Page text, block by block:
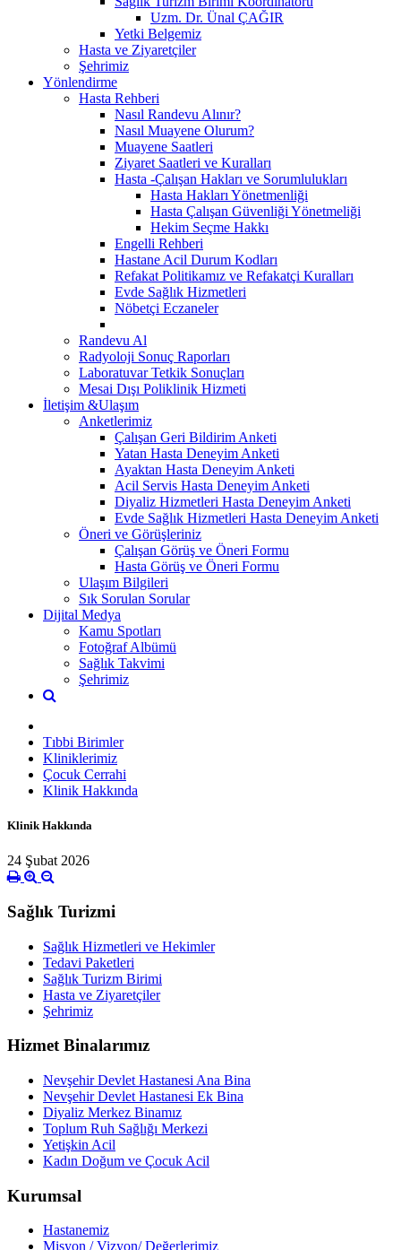
Uzm. Dr. Ünal ÇAĞIR
Yetki Belgemiz
Hasta ve Ziyaretçiler
Şehrimiz
Yönlendirme
Hasta Rehberi
Nasıl Randevu Alınır?
Nasıl Muayene Olurum?
Muayene Saatleri
Ziyaret Saatleri ve Kuralları
Hasta -Çalışan Hakları ve Sorumlulukları
Hasta Hakları Yönetmenliği
Hasta Çalışan Güvenliği Yönetmeliği
Hekim Seçme Hakkı
Engelli Rehberi
Hastane Acil Durum Kodları
Refakat Politikamız ve Refakatçi Kuralları
Evde Sağlık Hizmetleri
Nöbetçi Eczaneler
Randevu Al
Radyoloji Sonuç Raporları
Laboratuvar Tetkik Sonuçları
Mesai Dışı Poliklinik Hizmeti
İletişim &Ulaşım
Anketlerimiz
Çalışan Geri Bildirim Anketi
Yatan Hasta Deneyim Anketi
Ayaktan Hasta Deneyim Anketi
Acil Servis Hasta Deneyim Anketi
Diyaliz Hizmetleri Hasta Deneyim Anketi
Evde Sağlık Hizmetleri Hasta Deneyim Anketi
Öneri ve Görüşleriniz
Çalışan Görüş ve Öneri Formu
Hasta Görüş ve Öneri Formu
Ulaşım Bilgileri
Sık Sorulan Sorular
Dijital Medya
Kamu Spotları
Fotoğraf Albümü
Sağlık Takvimi
Şehrimiz
Tıbbi Birimler
Kliniklerimiz
Çocuk Cerrahi
Klinik Hakkında
Klinik Hakkında
24 Şubat 2026
Sağlık Turizmi
Sağlık Hizmetleri ve Hekimler
Tedavi Paketleri
Sağlık Turizm Birimi
Hasta ve Ziyaretçiler
Şehrimiz
Hizmet Binalarımız
Nevşehir Devlet Hastanesi Ana Bina
Nevşehir Devlet Hastanesi Ek Bina
Diyaliz Merkez Binamız
Toplum Ruh Sağlığı Merkezi
Yetişkin Acil
Kadın Doğum ve Çocuk Acil
Kurumsal
Hastanemiz
Misyon / Vizyon/ Değerlerimiz